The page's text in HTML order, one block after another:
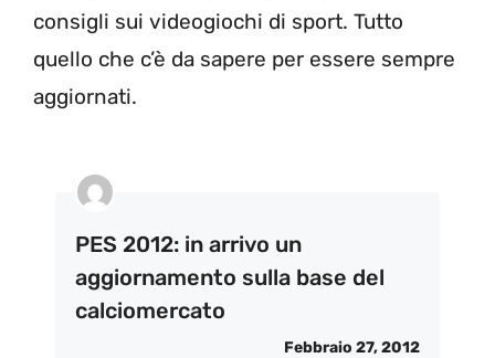
consigli sui videogiochi di sport. Tutto
quello che c’è da sapere per essere sempre
aggiornati.
PES 2012: in arrivo un
aggiornamento sulla base del
calciomercato
Febbraio 27, 2012